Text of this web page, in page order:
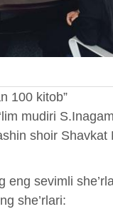
100 kitob”
mudiri
shoir
eng sevimli
she’rlari: